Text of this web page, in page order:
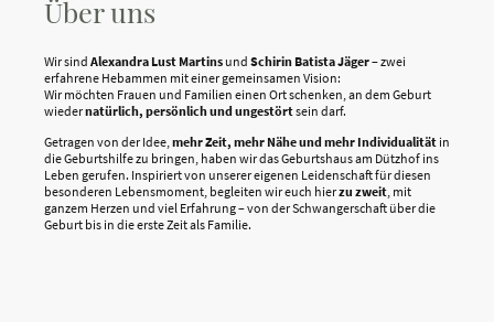
Über uns
Wir sind Alexandra Lust Martins und Schirin Batista Jäger– zwei
erfahrene Hebammen mit einer gemeinsamen Vision:
Wir möchten Frauen und Familien einen Ort schenken, an dem Geburt
wiedernatürlich, persönlich und ungestörtsein darf.
Getragen von der Idee, mehr Zeit, mehr Nähe und mehr Individualität in
die Geburtshilfe zu bringen, haben wir das Geburtshaus am Dützhof ins
Leben gerufen. Inspiriert von unserer eigenen Leidenschaft für diesen
besonderen Lebensmoment, begleiten wir euch hierzu zweit , mit
ganzem Herzen und viel Erfahrung – von der Schwangerschaft über die
Geburt bis in die erste Zeit als Familie.